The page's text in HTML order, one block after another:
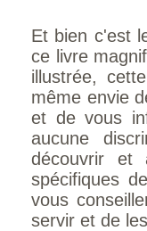
Et bien c'est
ce livre
illustrée,
même envie
et de vous
aucune
découvrir et
spécifiques
vous
servir et de